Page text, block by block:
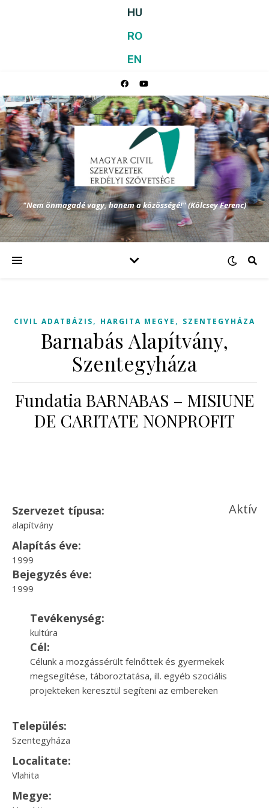
HU
RO
EN
"Nem önmagadé vagy, hanem a közösségé!" (Kölcsey Ferenc)
CIVIL ADATBÁZIS, HARGITA MEGYE , SZENTEGYHÁZA
Barnabás Alapítvány,
Szentegyháza
Fundatia BARNABAS – MISIUNE
DE CARITATE NONPROFIT
Szervezet típusa:
alapítvány
Aktív
Alapítás éve:
1999
Bejegyzés éve:
1999
Tevékenység:
kultúra
Cél:
Célunk a mozgássérült felnőttek és gyermekek
megsegítése, táboroztatása, ill. egyéb szociális
projekteken keresztül segíteni az embereken
Település:
Szentegyháza
Localitate:
Vlahita
Megye: